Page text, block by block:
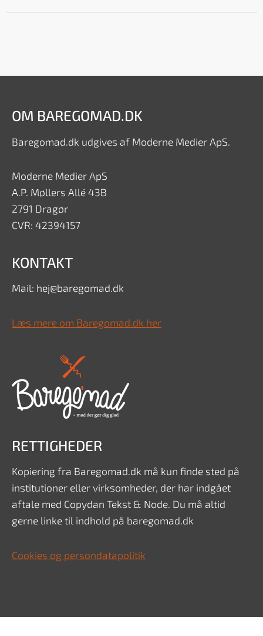
OM BAREGOMAD.DK
Baregomad.dk udgives af Moderne Medier ApS.
Moderne Medier ApS
A.P. Møllers Allé 43B
2791 Dragør
CVR: 42394157
KONTAKT
Mail: hej@baregomad.dk
Læs mere om Baregomad.dk her
RETTIGHEDER
Kopiering fra Baregomad.dk må kun finde sted på
institutioner eller virksomheder, der har indgået
aftale med Copydan Tekst & Node. Du må altid
gerne linke til indhold på baregomad.dk
Cookies og persondatapolitik